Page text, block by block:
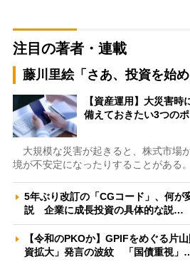
注目の著者・連載
藤川里絵「さあ、投資を始め
【資産運用】大災害
備えておきたい3つの
大規模な災害が起きると、株式市場
境が不安定になったりすることがある
5年ぶり改訂の「CGコード」、何が
説 企業に成長投資の具体的な説…
【令和のPKOか】GPIFをめぐる片
資拡大」発言の波紋 「国債重視」